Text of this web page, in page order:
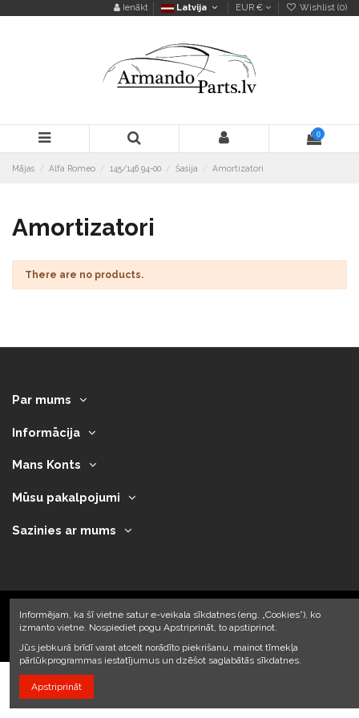
Ienākt Latvija EUR € Wishlist (0)
0
Mājas Alfa Romeo 145/146 94-00 Šasija Amortizatori
Amortizatori
There are no products.
Par mums
Informācija
Mans Konts
Mūsu pakalpojumi
Sazinies ar mums
Informējam, ka šī vietne satur e-veikala sīkdatnes (eng. „Cookies”), ko
izmanto vietne. Nospiediet pogu Apstriprināt, to apstiprinot.
Jūs jebkurā brīdī varat atcelt norādīto piekrišanu, mainot tīmekļa
pārlūkprogrammas iestatījumus un dzēšot saglabātās sīkdatnes.
Apstriprināt